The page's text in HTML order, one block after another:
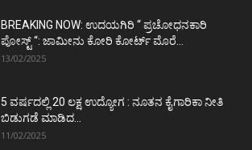
BREAKING NOW: ಉದಯಗಿರಿ “ ಪ್ರಚೋಧನಕಾರಿ
ಪೋಸ್ಟ್‌ “: ಜಾಮೀನು ಕೋರಿ ಕೋರ್ಟ್‌ ಮೊರೆ...
13/02/2025
5 ವರ್ಷದಲ್ಲಿ 20 ಲಕ್ಷ ಉದ್ಯೋಗ : ನೂತನ ಕೈಗಾರಿಕಾ ನೀತಿ
ಬಿಡುಗಡೆ ಮಾಡಿದ...
11/02/2025